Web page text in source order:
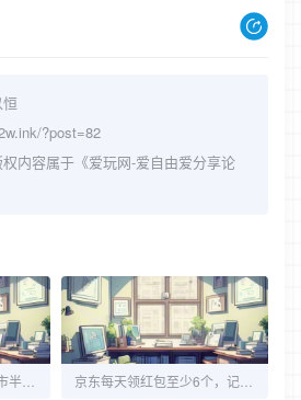
?post=82
内容属于《爱玩网-爱自由爱分享论